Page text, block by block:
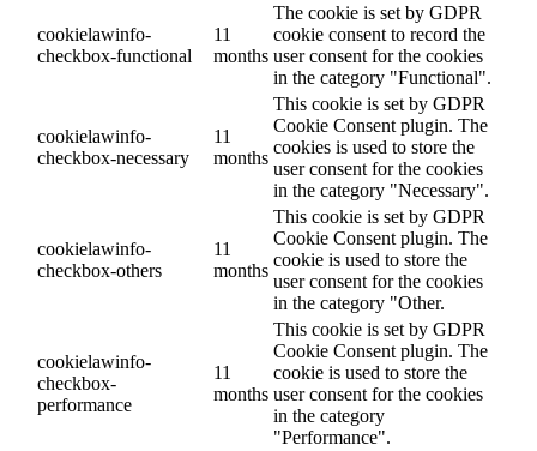
cookielawinfo-
checkbox-functional
11
months
The cookie is set by GDPR
cookie consent to record the
user consent for the cookies
in the category "Functional".
cookielawinfo-
checkbox-necessary
11
months
This cookie is set by GDPR
Cookie Consent plugin. The
cookies is used to store the
user consent for the cookies
in the category "Necessary".
cookielawinfo-
checkbox-others
11
months
This cookie is set by GDPR
Cookie Consent plugin. The
cookie is used to store the
user consent for the cookies
in the category "Other.
cookielawinfo-
checkbox-
performance
11
months
This cookie is set by GDPR
Cookie Consent plugin. The
cookie is used to store the
user consent for the cookies
in the category
"Performance".